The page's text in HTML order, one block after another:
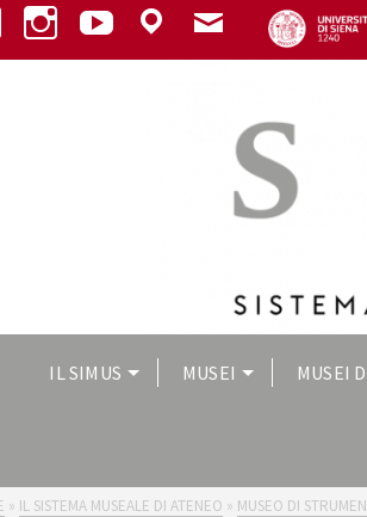
IL SIMUS MUSEI MUSEI
» IL SISTEMA MUSEALE DI ATENEO » MUSEO DI